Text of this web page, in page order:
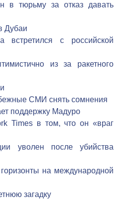
в тюрьму за отказ давать
Дубаи
встретился с российской
из за ракетного
СМИ снять сомнения
поддержку Мадуро
Times в том, что он «враг
уволен после убийства
на международной
загадку